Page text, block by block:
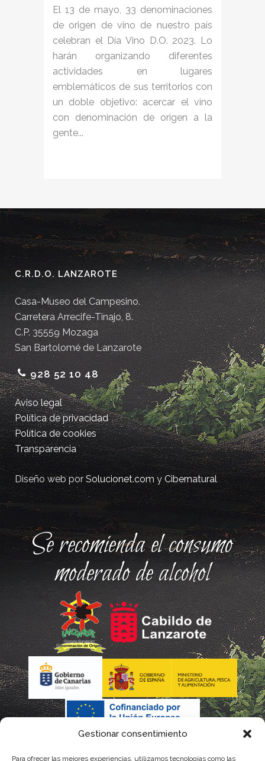
Gestionar consentimiento
Para ofrecer las mejores experiencias, utilizamos tecnologías como las
El 13 de mayo, 33 denominaciones
de origen de vino de nuestro país
celebran el Día Vino D.O. 2023. Lo
harán organizando diferentes
actividades en lugares
emblemáticos de sus territorios con
un doble objetivo: acercar el vino
con denominación de origen a la
gente...
C.R.D.O. LANZAROTE
Casa-Museo del Campesino.
Carretera Arrecife-Tinajo, 8.
C.P. 35559 Mozaga
San Bartolomé de Lanzarote
928 52 10 48
Aviso legal
Política de privacidad
Política de cookies
Transparencia
Diseño web porSolucionet.comyCibernatural
Se recomienda el consumo
moderado de alcohol